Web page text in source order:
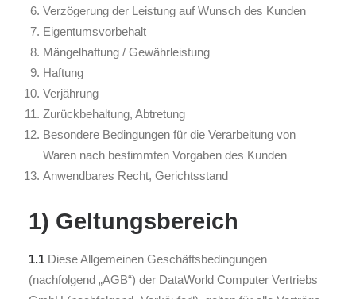
Verzögerung der Leistung auf Wunsch des Kunden
Eigentumsvorbehalt
Mängelhaftung / Gewährleistung
Haftung
Verjährung
Zurückbehaltung, Abtretung
Besondere Bedingungen für die Verarbeitung von
Waren nach bestimmten Vorgaben des Kunden
Anwendbares Recht, Gerichtsstand
1) Geltungsbereich
1.1 Diese Allgemeinen Geschäftsbedingungen
(nachfolgend „AGB“) der DataWorld Computer Vertriebs